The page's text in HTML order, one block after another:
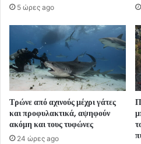
5 ώρες ago
Τρώνε από αχινούς μέχρι γάτες
και προφυλακτικά, αψηφούν
ακόμη και τους τυφώνες
24 ώρες ago